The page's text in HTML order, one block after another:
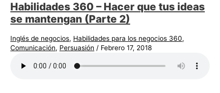
Habilidades 360 – Hacer que tus ideas
se mantengan (Parte 2)
Inglés de negocios, Habilidades para los negocios 360,
Comunicación, Persuasión / Febrero 17, 2018